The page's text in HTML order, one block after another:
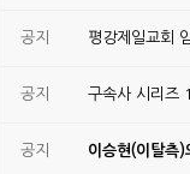
공지 평강제일교회
공지 구속사 시리즈
공지 이승현(이탈측